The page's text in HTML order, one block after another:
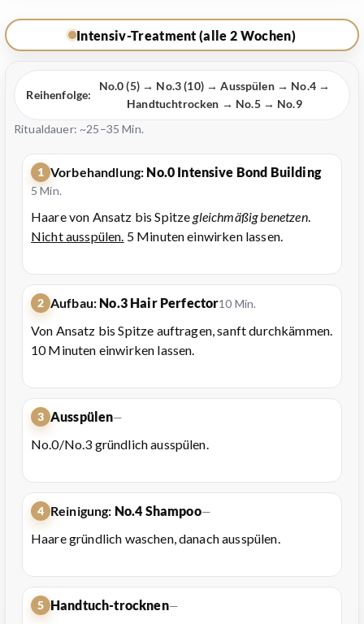
Intensiv-Treatment (alle 2 Wochen)
Ritualdauer: ~25–35 Min.
Reihenfolge:
No.0 (5) → No.3 (10) → Ausspülen → No.4 →
Handtuchtrocken → No.5 → No.9
1 Vorbehandlung: No.0 Intensive Bond Building
5 Min.
Haare von Ansatz bis Spitzegleichmäßig benetzen.
Nicht ausspülen. 5 Minuten einwirken lassen.
2 Aufbau: No.3 Hair Perfector10 Min.
Von Ansatz bis Spitze auftragen, sanft durchkämmen.
10 Minuten einwirken lassen.
3 Ausspülen—
No.0/No.3 gründlich ausspülen.
4 Reinigung: No.4 Shampoo—
Haare gründlich waschen, danach ausspülen.
5 Handtuch-trocknen—